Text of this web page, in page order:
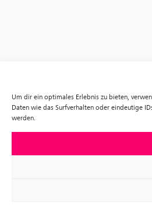
Um dir ein optimales Erlebnis zu bieten,
Daten wie das Surfverhalten oder eindeutige
werden.